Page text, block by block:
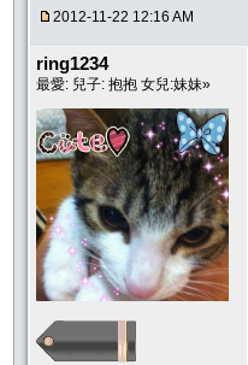
2012-11-22 12:16 AM
ring1234
最愛: 兒子: 抱抱 女兒:妹妹»